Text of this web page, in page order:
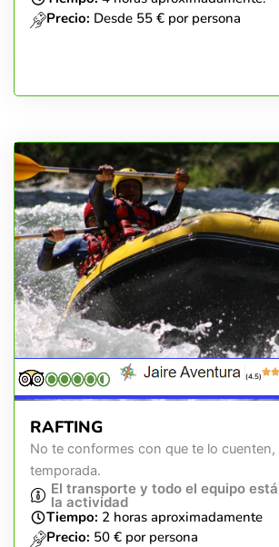
Precio: Desde 55 € por persona
(4.5)
RAFTING
No te conformes con que te lo cuenten,
temporada.
El transporte y todo el equipo
la actividad
Tiempo: 2 horas aproximadamente
Precio: 50 € por persona